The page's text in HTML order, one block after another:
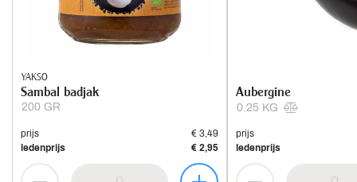
YAKSO
200 GR
Sambal badjak
prijs
€ 3,49
ledenprijs
€ 2,95
0.25 KG
Aubergine
prijs
ledenprijs